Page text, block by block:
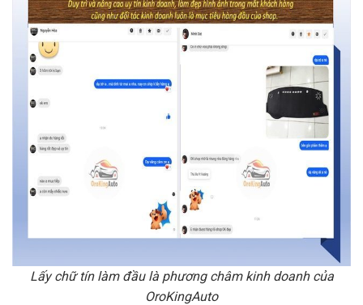
Lấy chữ tín làm đầu là phương châm kinh doanh của
OroKingAuto